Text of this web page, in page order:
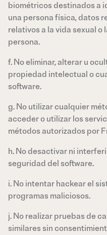
biométricos destinados a
una persona física, datos
relativos a la vida sexual o
persona.
f. No eliminar, alterar u
propiedad intelectual o
software.
g. No utilizar cualquier
acceder o utilizar los
métodos autorizados por
h. No desactivar ni
seguridad del software.
i. No intentar hackear el
programas maliciosos.
j. No realizar pruebas de
similares sin